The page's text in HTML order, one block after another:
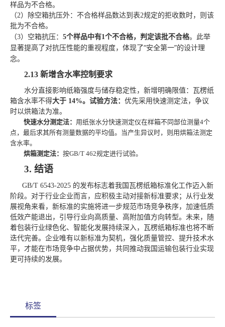
样品为不合格。
（2） 除空箱抗压外： 不合格样品数达到表2规定的拒收数时，则该
批为不合格。
（3） 空箱抗压 ： 5个样品中有1 个不合格，判定该批不合格。 此举
显著提高了对抗压性能的重视程度，体现了“安全第一”的设计理
念。
2.13 新增含水率控制要求
水分直接影响纸箱强度与储存稳定性，新增明确限值：
瓦楞纸
箱含水率不得大于 14%。 试验方法： 优先采用快速测定法，争议
时以烘箱法为准。
快速水分测定法： 用纸张水分快速测定仪在样箱不同部位测量4个
点，最后求其所有测量数据的平均值。当产生异议时，则用烘箱法测定
含水率。
烘箱测定法： 按GB/T 462规定进行试验。
3. 结语
GB/T 6543-2025 的发布标志着我国瓦楞纸箱标准化工作迈入新
阶段。对于行业企业而言，应积极主动对接新标准要求；
从行业发
展视角来看，新标准的实施将进一步规范市场竞争秩序，加速低质
低效产能退出，引导行业向高质量、高附加值方向转型。未来，随
着包装行业绿色化、智能化发展持续深入，瓦楞纸箱标准也将不断
迭代完善。企业唯有以新标准为契机，强化质量管控、提升技术水
平，才能在市场竞争中占据优势，共同推动我国运输包装行业实现
更可持续的发展。
标签